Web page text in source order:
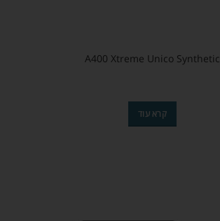
A400 Xtreme Unico Synthetic
קרא עוד